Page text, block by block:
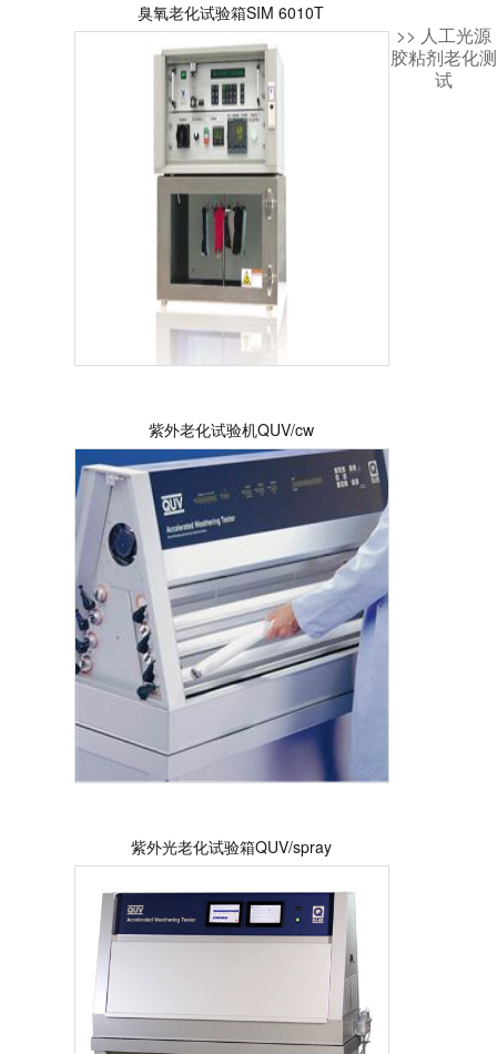
臭氧老化试验箱SIM 6010T
紫外老化试验机QUV/cw
紫外光老化试验箱QUV/spray
>> 人工光源
胶粘剂老化测
试